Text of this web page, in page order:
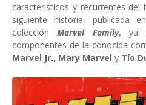
característicos y recurrentes del
siguiente historia, publicada
colecciónMarvel Family, ya
componentes de la conocida
Marvel Jr., Mary Marvel y Tío